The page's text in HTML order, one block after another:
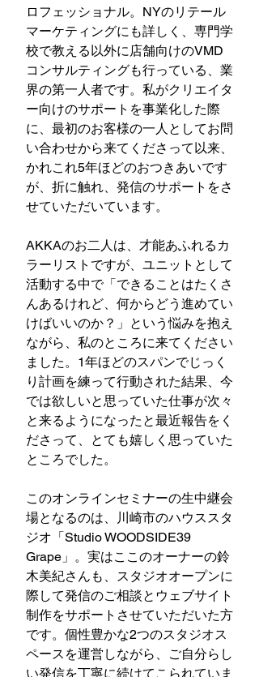
ロフェッショナル。NYのリテール
マーケティングにも詳しく、専門学
校で教える以外に店舗向けのVMD
コンサルティングも行っている、業
界の第一人者です。私がクリエイタ
ー向けのサポートを事業化した際
に、最初のお客様の一人としてお問
い合わせから来てくださって以来、
かれこれ5年ほどのおつきあいです
が、折に触れ、発信のサポートをさ
せていただいています。
AKKAのお二人は、才能あふれるカ
ラーリストですが、ユニットとして
活動する中で「できることはたくさ
んあるけれど、何からどう進めてい
けばいいのか？」という悩みを抱え
ながら、私のところに来てください
ました。1年ほどのスパンでじっく
り計画を練って行動された結果、今
では欲しいと思っていた仕事が次々
と来るようになったと最近報告をく
ださって、とても嬉しく思っていた
ところでした。
このオンラインセミナーの生中継会
場となるのは、川崎市のハウススタ
ジオ「Studio WOODSIDE39
Grape」。実はここのオーナーの鈴
木美紀さんも、スタジオオープンに
際して発信のご相談とウェブサイト
制作をサポートさせていただいた方
です。個性豊かな2つのスタジオス
ペースを運営しながら、ご自分らし
い発信を丁寧に続けてこられていま